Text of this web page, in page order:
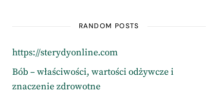
RANDOM POSTS
https://sterydyonline.com
Bób – właściwości, wartości odżywcze i
znaczenie zdrowotne